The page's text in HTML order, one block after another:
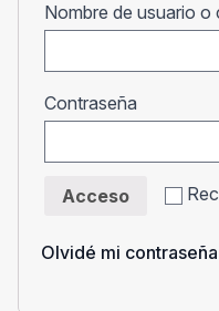
Nombre de usuario
Contraseña
Acceso
Olvidé mi contraseña